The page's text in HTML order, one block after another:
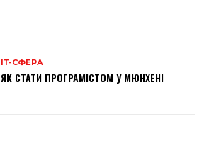
ІТ-СФЕРА
ЯК СТАТИ ПРОГРАМІСТОМ У МЮНХЕНІ